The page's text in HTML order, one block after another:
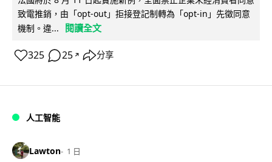
致電推銷，由「opt-out」拒接登記制轉為「opt-in」先徵同意
機制。違...
閱讀全文
325 25 ↗ 分享
人工智能
Lawton 1 日